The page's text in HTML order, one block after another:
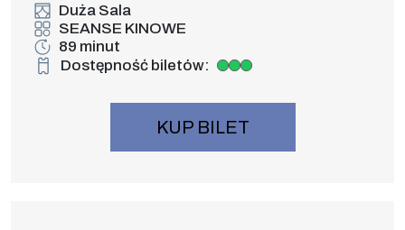
Duża Sala
SEANSE KINOWE
89 minut
Dostępność biletów:
Duża dostępność biletów
KUP BILET